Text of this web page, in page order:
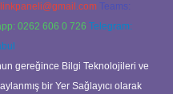
Teams:
0262 606 0 726 Telegram:
gereğince Bilgi Teknolojileri ve
bir Yer Sağlayıcı olarak